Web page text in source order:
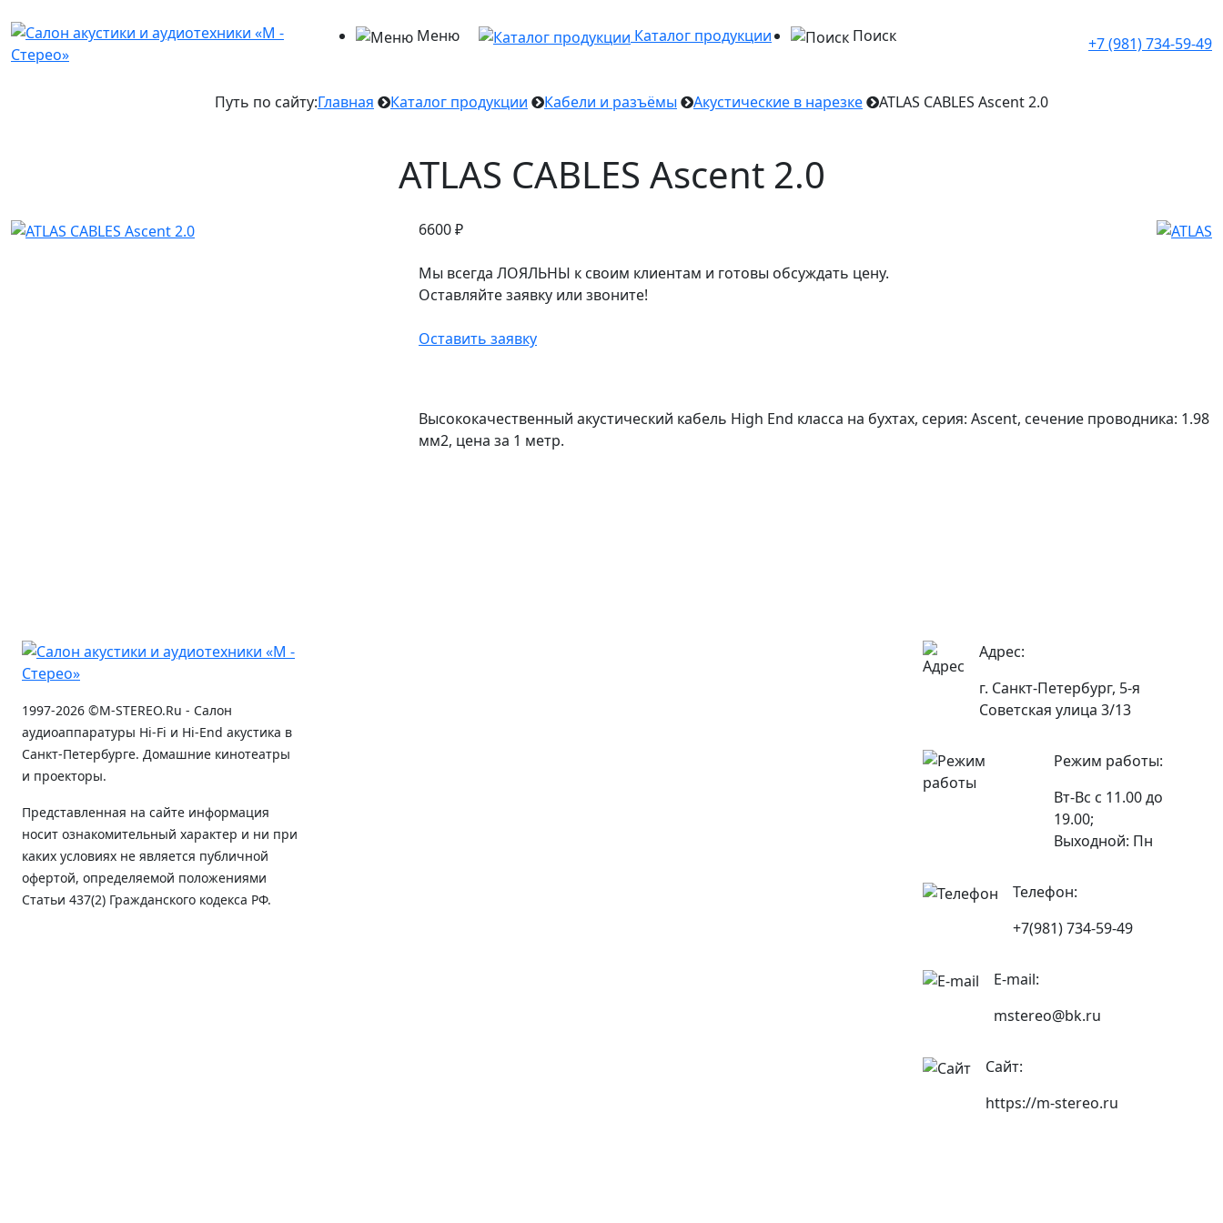
Меню Каталог продукции Поиск +7 (981) 734-59-49
Путь по сайту:Главная Каталог продукции Кабели и разъёмы Акустические в нарезке ATLAS CABLES Ascent 2.0
ATLAS CABLES Ascent 2.0
6600₽
Мы всегда ЛОЯЛЬНЫ к своим клиентам и готовы обсуждать цену.
Оставляйте заявку или звоните!
Оставить заявку
Высококачественный акустический кабель High End класса на бухтах, серия: Ascent, сечение проводника: 1.98
мм2, цена за 1 метр.
1997-2026 ©M-STEREO.Ru - Салон
аудиоаппаратуры Hi-Fi и Hi-End акустика в
Санкт-Петербурге. Домашние кинотеатры
и проекторы.
Представленная на сайте информация
носит ознакомительный характер и ни при
каких условиях не является публичной
офертой, определяемой положениями
Статьи 437(2) Гражданского кодекса РФ.
Адрес:
г. Санкт-Петербург, 5-я
Советская улица 3/13
Режим работы:
Вт-Вс с 11.00 до
19.00;
Выходной: Пн
Телефон:
+7(981) 734-59-49
E-mail:
mstereo@bk.ru
Сайт:
https://m-stereo.ru